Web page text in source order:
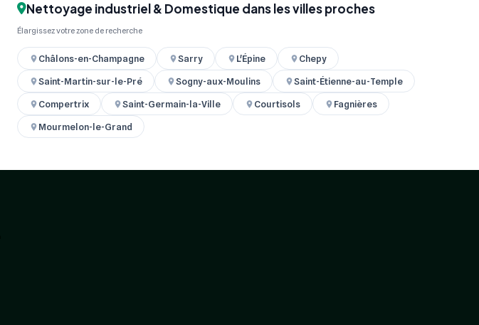
Nettoyage industriel & Domestique dans les villes proches
Élargissez votre zone de recherche
Châlons-en-Champagne Sarry L'Épine
Chepy
Saint-Martin-sur-le-Pré
Sogny-aux-Moulins
Saint-Étienne-au-Temple
Compertrix
Saint-Germain-la-Ville Courtisols
Fagnières
Mourmelon-le-Grand